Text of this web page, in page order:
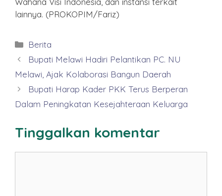
lainnya. (PROKOPIM/Fariz)
Kategori
Berita
Bupati Melawi Hadiri Pelantikan PC. NU
Melawi, Ajak Kolaborasi Bangun Daerah
Bupati Harap Kader PKK Terus Berperan
Dalam Peningkatan Kesejahteraan Keluarga
Tinggalkan komentar